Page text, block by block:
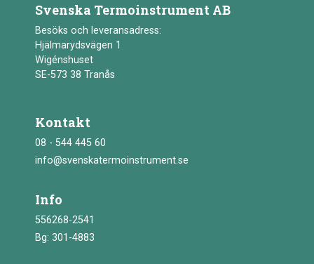
Svenska Termoinstrument AB
Besöks och leveransadress:
Hjälmarydsvägen 1
Wigénshuset
SE-573 38 Tranås
Kontakt
08 - 544 445 60
info@svenskatermoinstrument.se
Info
556268-2541
Bg: 301-4883